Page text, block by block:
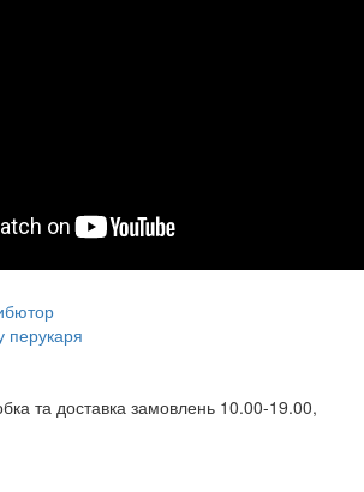
та доставка замовлень 10.00-19.00,